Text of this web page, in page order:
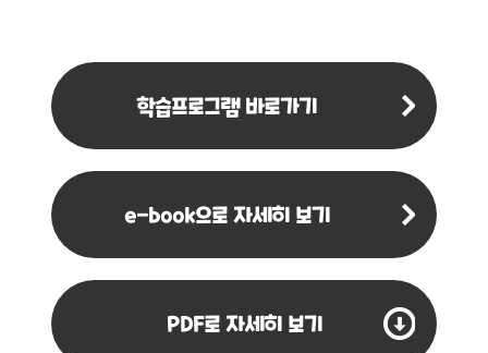
학습프로그램 바로가기
e-book으로 자세히 보기
PDF로 자세히 보기